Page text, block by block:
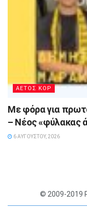
ΑΕΤΟΣ ΚΟΡ
Με φόρα για
– Νέος «φύλακας
6 ΑΥΓΟΎΣΤΟΥ, 2026
© 2009-2019